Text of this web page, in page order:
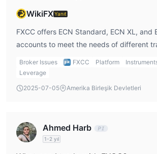
WikiFXYanıt
FXCC offers ECN Standard, ECN XL, and
accounts to meet the needs of different
Broker Issues FXCC Platform
Leverage
2025-07-05
Amerika Birleşik Devletleri
Ahmed Harb
1-2 yıl